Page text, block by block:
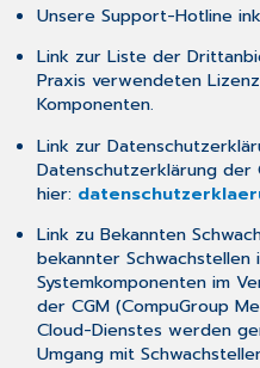
Unsere Support-Hotline
Link zur Liste der
Praxis verwendeten
Komponenten.
Link zur
Datenschutzerklärung der
hier:
Link zu Bekannten
bekannter Schwachstellen
Systemkomponenten im
der CGM (CompuGroup
Cloud-Dienstes werden
Umgang mit